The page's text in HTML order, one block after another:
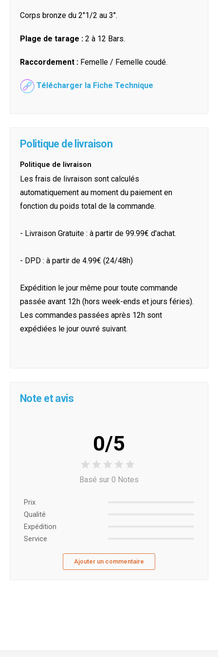
Corps bronze du 2"1/2 au 3".
Plage de tarage : 2 à 12 Bars.
Raccordement : Femelle / Femelle coudé.
Télécharger la Fiche Technique
Politique de livraison
Politique de livraison
Les frais de livraison sont calculés
automatiquement au moment du paiement en
fonction du poids total de la commande.
- Livraison Gratuite : à partir de 99.99€ d'achat.
- DPD : à partir de 4.99€ (24/48h)
Expédition le jour même pour toute commande
passée avant 12h (hors week-ends et jours féries).
Les commandes passées après 12h sont
expédiées le jour ouvré suivant.
Note et avis
0/5
Basé sur 0 Notes
Prix ​​
Qualité
Expédition
Service
Ajouter un commentaire